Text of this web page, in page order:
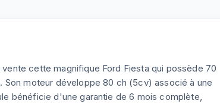
cette magnifique Ford Fiesta qui possède 70
Son moteur développe 80 ch (5cv) associé à une
bénéficie d'une garantie de 6 mois complète,